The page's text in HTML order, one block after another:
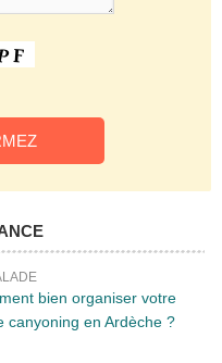
bien organiser votre
canyoning en Ardèche ?